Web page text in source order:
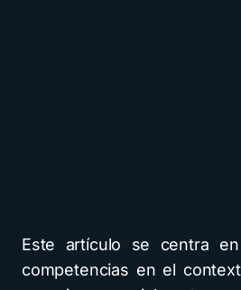
Este artículo se centra
competencias en el